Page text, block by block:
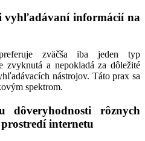
vyhľadávaní informácií na
zväčša iba jeden typ
zvyknutá a nepokladá za dôležité
nástrojov. Táto prax sa
spektrom.
dôveryhodnosti rôznych
internetu